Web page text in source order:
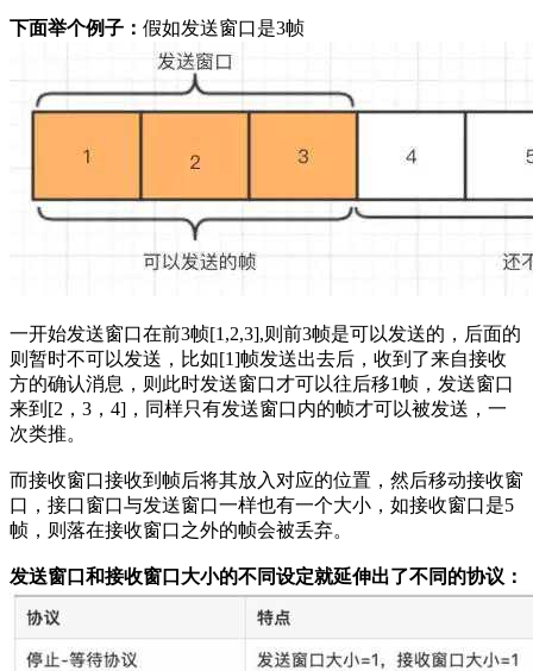
下面举个例子： 假如发送窗口是3帧
一开始发送窗口在前3帧[1,2,3],则前3帧是可以发送的，后面的
则暂时不可以发送，比如[1]帧发送出去后，收到了来自接收
方的确认消息，则此时发送窗口才可以往后移1帧，发送窗口
来到[2，3，4]，同样只有发送窗口内的帧才可以被发送，一
次类推。
而接收窗口接收到帧后将其放入对应的位置，然后移动接收窗
口，接口窗口与发送窗口一样也有一个大小，如接收窗口是5
帧，则落在接收窗口之外的帧会被丢弃。
发送窗口和接收窗口大小的不同设定就延伸出了不同的协议：